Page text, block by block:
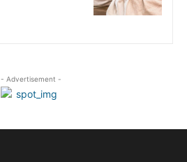
- Advertisement -